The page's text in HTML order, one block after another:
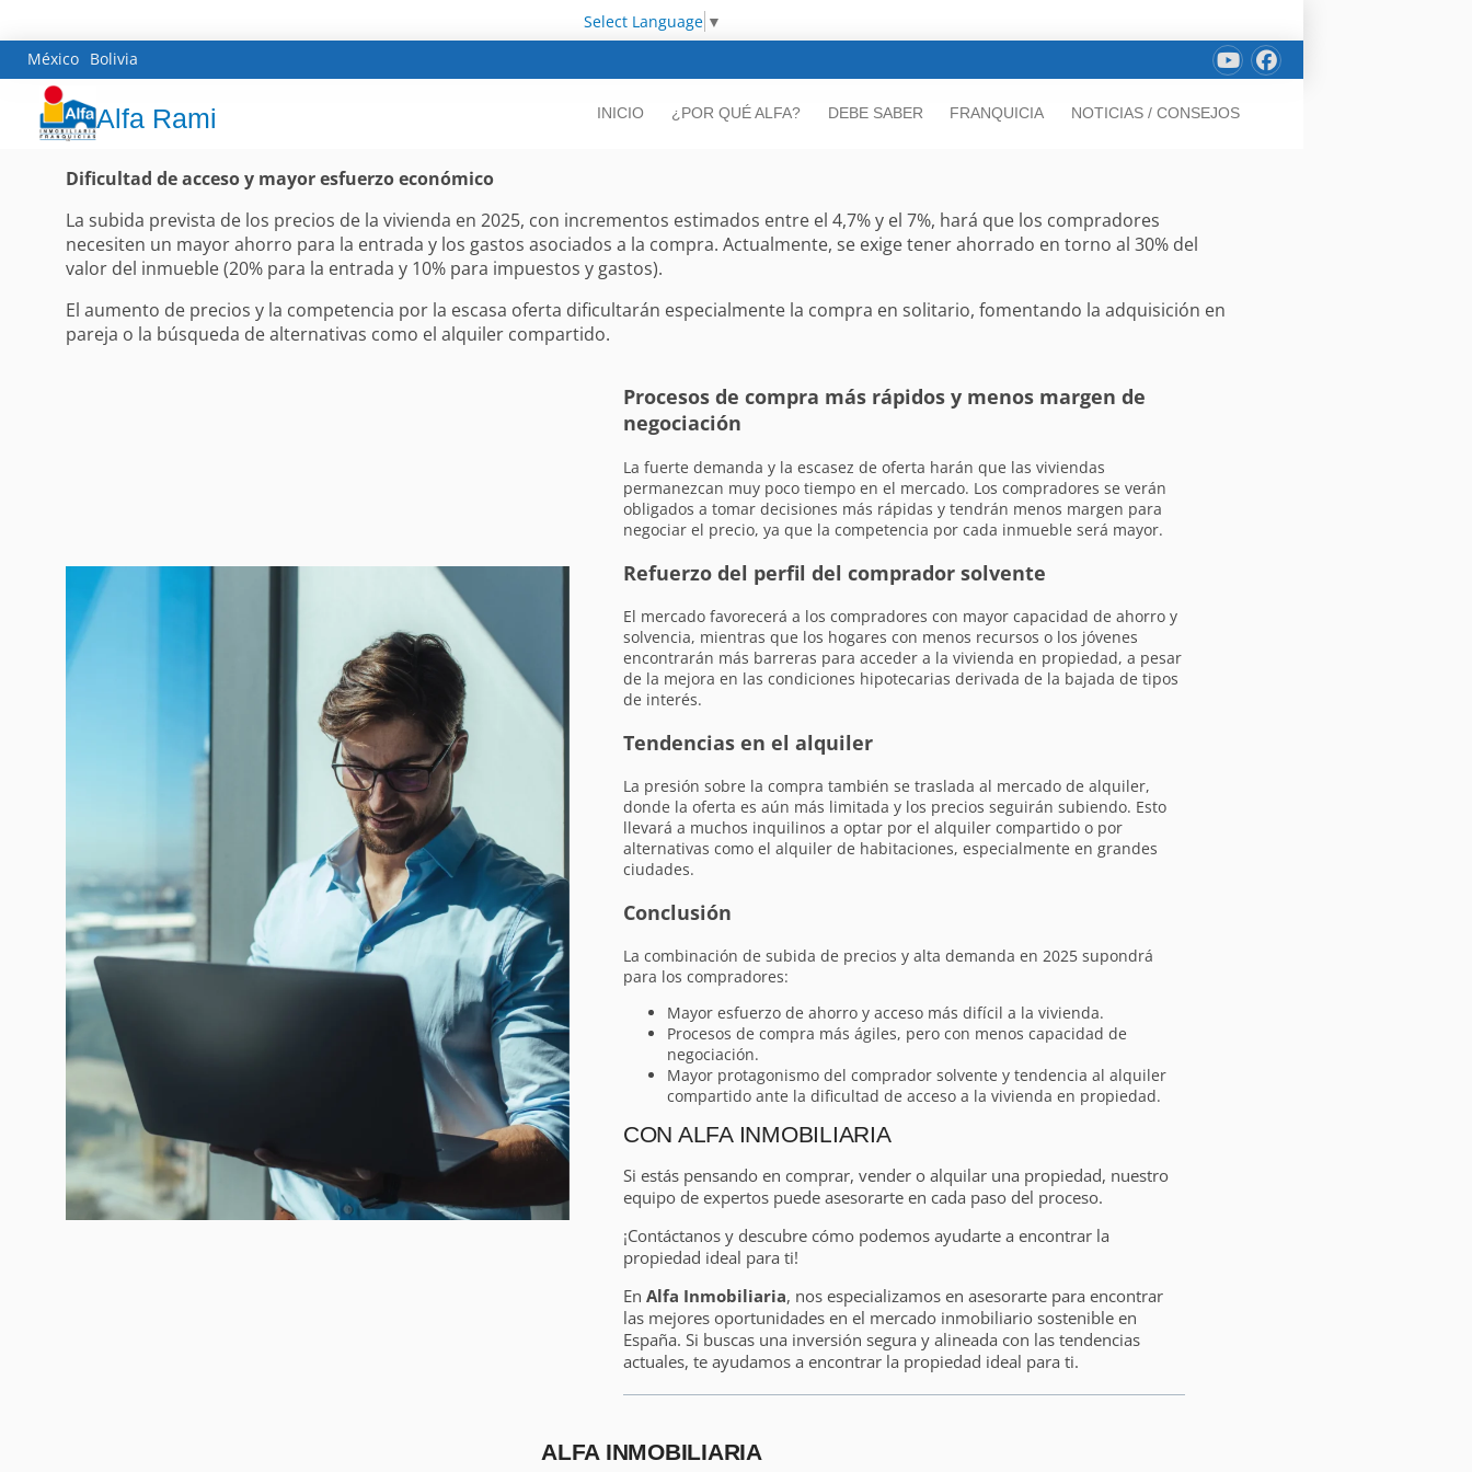
Select Language ▼
México Bolivia
Alfa Rami INICIO ¿POR QUÉ ALFA? DEBE SABER FRANQUICIA NOTICIAS / CONSEJOS
Dificultad de acceso y mayor esfuerzo económico
La subida prevista de los precios de la vivienda en 2025, con incrementos estimados entre el 4,7% y el 7%, hará que los compradores
necesiten un mayor ahorro para la entrada y los gastos asociados a la compra. Actualmente, se exige tener ahorrado en torno al 30% del
valor del inmueble (20% para la entrada y 10% para impuestos y gastos).
El aumento de precios y la competencia por la escasa oferta dificultarán especialmente la compra en solitario, fomentando la adquisición en
pareja o la búsqueda de alternativas como el alquiler compartido.
Procesos de compra más rápidos y menos margen de
negociación
La fuerte demanda y la escasez de oferta harán que las viviendas
permanezcan muy poco tiempo en el mercado. Los compradores se verán
obligados a tomar decisiones más rápidas y tendrán menos margen para
negociar el precio, ya que la competencia por cada inmueble será mayor.
Refuerzo del perfil del comprador solvente
El mercado favorecerá a los compradores con mayor capacidad de ahorro y
solvencia, mientras que los hogares con menos recursos o los jóvenes
encontrarán más barreras para acceder a la vivienda en propiedad, a pesar
de la mejora en las condiciones hipotecarias derivada de la bajada de tipos
de interés.
Tendencias en el alquiler
La presión sobre la compra también se traslada al mercado de alquiler,
donde la oferta es aún más limitada y los precios seguirán subiendo. Esto
llevará a muchos inquilinos a optar por el alquiler compartido o por
alternativas como el alquiler de habitaciones, especialmente en grandes
ciudades.
Conclusión
La combinación de subida de precios y alta demanda en 2025 supondrá
para los compradores:
Mayor esfuerzo de ahorro y acceso más difícil a la vivienda.
Procesos de compra más ágiles, pero con menos capacidad de
negociación.
Mayor protagonismo del comprador solvente y tendencia al alquiler
compartido ante la dificultad de acceso a la vivienda en propiedad.
CON ALFA INMOBILIARIA
Si estás pensando en comprar, vender o alquilar una propiedad, nuestro
equipo de expertos puede asesorarte en cada paso del proceso.
¡Contáctanos y descubre cómo podemos ayudarte a encontrar la
propiedad ideal para ti!
En Alfa Inmobiliaria, nos especializamos en asesorarte para encontrar
las mejores oportunidades en el mercado inmobiliario sostenible en
España. Si buscas una inversión segura y alineada con las tendencias
actuales, te ayudamos a encontrar la propiedad ideal para ti.
ALFA INMOBILIARIA